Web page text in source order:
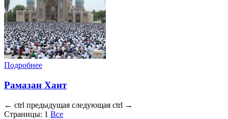
Подробнее
Рамазан Хаит
← ctrl предыдущая следующая ctrl →
Страницы: 1 Все